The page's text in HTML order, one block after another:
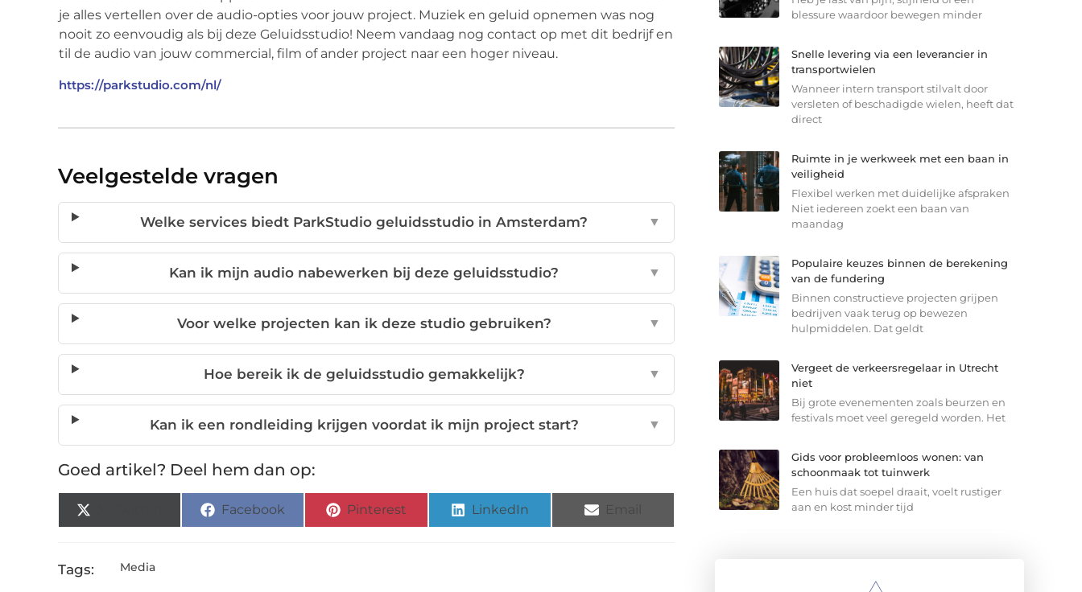
je alles vertellen over de audio-opties voor jouw project. Muziek en geluid opnemen was nog
nooit zo eenvoudig als bij deze Geluidsstudio! Neem vandaag nog contact op met dit bedrijf en
til de audio van jouw commercial, film of ander project naar een hoger niveau.
https://parkstudio.com/nl/
Veelgestelde vragen
Welke services biedt ParkStudio geluidsstudio in Amsterdam? ▼
Kan ik mijn audio nabewerken bij deze geluidsstudio? ▼
Voor welke projecten kan ik deze studio gebruiken? ▼
Hoe bereik ik de geluidsstudio gemakkelijk? ▼
Kan ik een rondleiding krijgen voordat ik mijn project start? ▼
Goed artikel? Deel hem dan op:
Facebook Pinterest LinkedIn
Tags: Media
blessure waardoor bewegen minder
Snelle levering via een leverancier in
transportwielen
Wanneer intern transport stilvalt door
versleten of beschadigde wielen, heeft dat
direct
Ruimte in je werkweek met een baan in
veiligheid
Flexibel werken met duidelijke afspraken
Niet iedereen zoekt een baan van
maandag
Populaire keuzes binnen de berekening
van de fundering
Binnen constructieve projecten grijpen
bedrijven vaak terug op bewezen
hulpmiddelen. Dat geldt
Vergeet de verkeersregelaar in Utrecht
niet
Bij grote evenementen zoals beurzen en
festivals moet veel geregeld worden. Het
Gids voor probleemloos wonen: van
schoonmaak tot tuinwerk
Een huis dat soepel draait, voelt rustiger
aan en kost minder tijd